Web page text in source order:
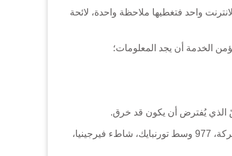
واحد فتغطيها ملاحظة واحدة، لائحة
الخدمة أن يجد المعلومات؛
الذي يُفترض أن يكون قد خرق.
وكيل CBN لحقوق النشر المُكلّف باستلام الملاحظات أو الخروقات المزعمة هو المحامي مايك ستونسايفر. شبكة البثّ المسيحية، الشركة، 977 وسط تورنبايك، شاطء فيرجينيا،